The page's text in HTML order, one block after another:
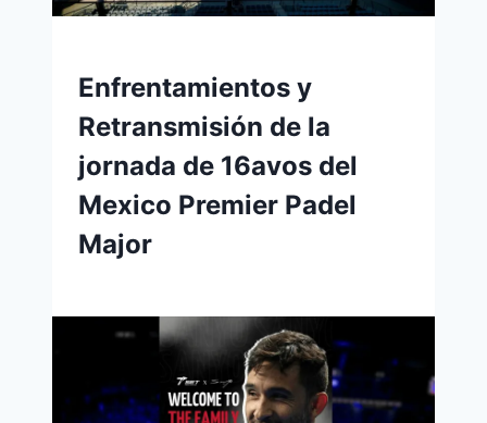
Enfrentamientos y
Retransmisión de la
jornada de 16avos del
Mexico Premier Padel
Major